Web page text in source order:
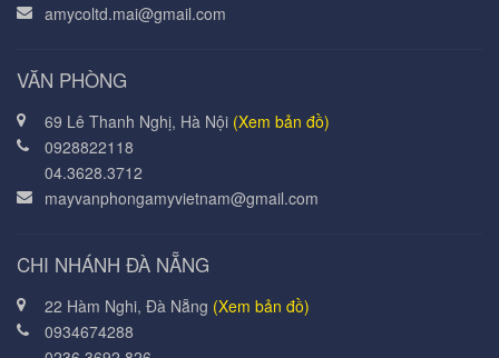
amycoltd.mai@gmail.com
VĂN PHÒNG
69 Lê Thanh Nghị, Hà Nội (Xem bản đồ)
0928822118
04.3628.3712
mayvanphongamyvietnam@gmail.com
CHI NHÁNH ĐÀ NẴNG
22 Hàm Nghi, Đà Nẵng (Xem bản đồ)
0934674288